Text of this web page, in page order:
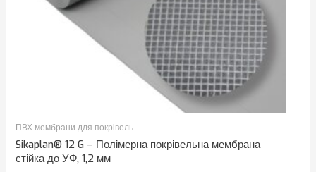
ПВХ мембрани для покрівель
Sikaplan® 12 G – Полімерна покрівельна мембрана
стійка до УФ, 1,2 мм